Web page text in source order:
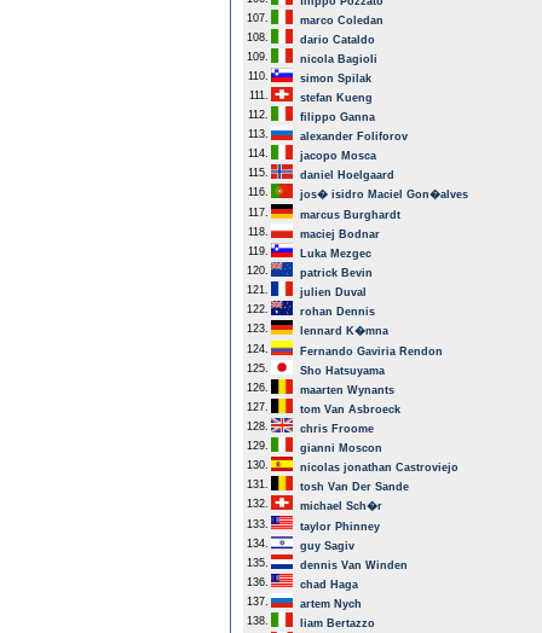
107.
marco Coledan
108.
dario Cataldo
109.
nicola Bagioli
110.
simon Spilak
111.
stefan Kueng
112.
filippo Ganna
113.
alexander Foliforov
114.
jacopo Mosca
115.
daniel Hoelgaard
116.
jos� isidro Maciel Gon�alves
117.
marcus Burghardt
118.
maciej Bodnar
119.
Luka Mezgec
120.
patrick Bevin
121.
julien Duval
122.
rohan Dennis
123.
lennard K�mna
124.
Fernando Gaviria Rendon
125.
Sho Hatsuyama
126.
maarten Wynants
127.
tom Van Asbroeck
128.
chris Froome
129.
gianni Moscon
130.
nicolas jonathan Castroviejo
131.
tosh Van Der Sande
132.
michael Sch�r
133.
taylor Phinney
134.
guy Sagiv
135.
dennis Van Winden
136.
chad Haga
137.
artem Nych
138.
liam Bertazzo